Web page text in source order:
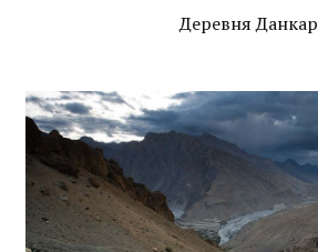
Деревня Данкар